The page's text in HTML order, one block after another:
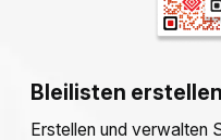
Bleilisten erstellen
Erstellen und verwalten